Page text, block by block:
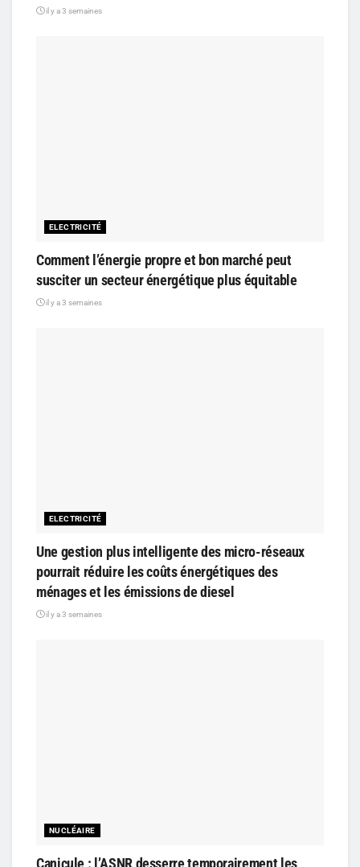
il y a 3 semaines
ELECTRICITÉ
Comment l’énergie propre et bon marché peut
susciter un secteur énergétique plus équitable
il y a 3 semaines
ELECTRICITÉ
Une gestion plus intelligente des micro-réseaux
pourrait réduire les coûts énergétiques des
ménages et les émissions de diesel
il y a 3 semaines
NUCLÉAIRE
Canicule : l’ASNR desserre temporairement les